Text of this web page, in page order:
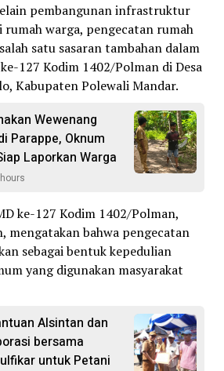
pembangunan infrastruktur
warga, pengecatan rumah
satu sasaran tambahan dalam
127 Kodim 1402/Polman di Desa
Kabupaten Polewali Mandar.
Wewenang
Parappe, Oknum
Laporkan Warga
ke-127 Kodim 1402/Polman,
mengatakan bahwa pengecatan
sebagai bentuk kepedulian
yang digunakan masyarakat
Alsintan dan
bersama
untuk Petani